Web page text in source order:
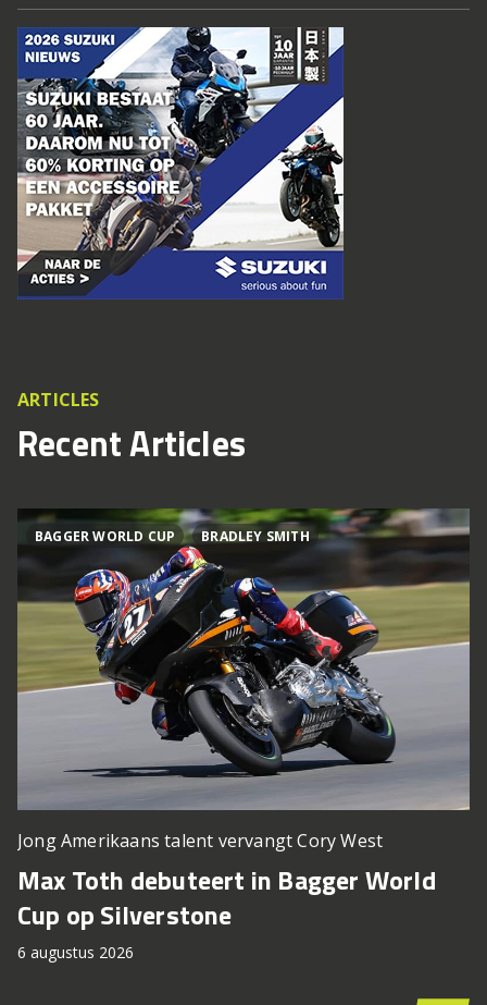
ARTICLES
Recent Articles
BAGGER WORLD CUP BRADLEY SMITH
Jong Amerikaans talent vervangt Cory West
Max Toth debuteert in Bagger World
Cup op Silverstone
6 augustus 2026